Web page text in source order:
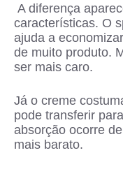
A diferença
características. O
ajuda a
de muito produto.
ser mais caro.
Já o creme
pode transferir
absorção ocorre
mais barato.